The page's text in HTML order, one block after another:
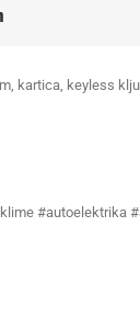
kartica, keyless
#autoelektrika